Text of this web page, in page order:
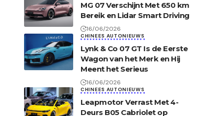
MG 07 Verschijnt Met 650 km
Bereik en Lidar Smart Driving
16/06/2026
CHINEES AUTONIEUWS
Lynk & Co 07 GT Is de Eerste
Wagon van het Merk en Hij
Meent het Serieus
16/06/2026
CHINEES AUTONIEUWS
Leapmotor Verrast Met 4-
Deurs B05 Cabriolet op